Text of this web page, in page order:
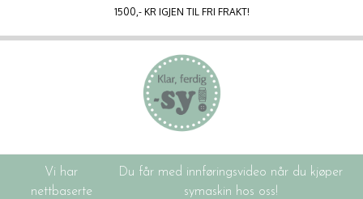
1500,- KR IGJEN TIL FRI FRAKT!
Vi har
nettbaserte
Du får med innføringsvideo når du kjøper
symaskin hos oss!